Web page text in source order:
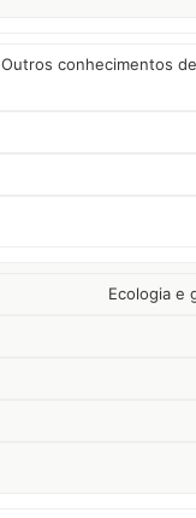
Outros conhecimentos
Ecologia e